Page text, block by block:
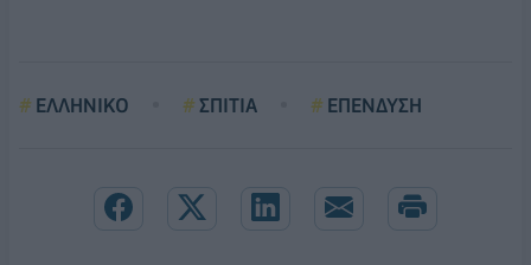
ΕΛΛΗΝΙΚΟ ΣΠΙΤΙΑ ΕΠΕΝΔΥΣΗ